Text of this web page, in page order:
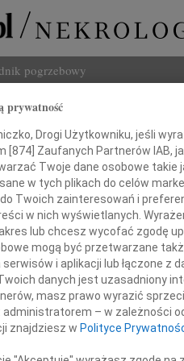
pogrzebowy
Szymborski
Wyrazy głębokiego współczucia i żalu
z powodu śmierci
naszego Przyjaciela
prywatność
Drogi Użytkowniku, jeśli
[874] Zaufanych Partnerów IAB,
Twoje dane osobowe takie
w tych plikach do celów
Twoich zainteresowań i
w nich wyświetlanych.
lub chcesz wycofać zgodę
mogą być przetwarzane
i aplikacji lub łączone z
danych jest uzasadniony
masz prawo wyrazić
– w zależności
znajdziesz w Polityce